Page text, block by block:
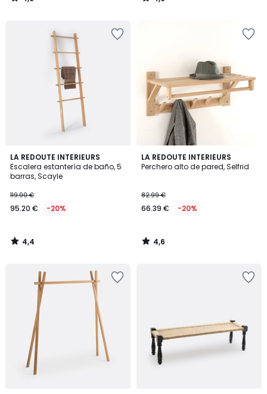
/
/
LA REDOUTE INTERIEURS
Escalera estantería de baño, 5
barras, Scayle
119.00 €
95.20 € -20%
4,4
/ 5
4,4
/
LA REDOUTE INTERIEURS
Perchero alto de pared, Selfrid
82.99 €
66.39 € -20%
4,6
/ 5
4,6
/